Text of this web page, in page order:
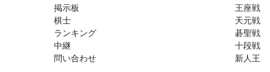
掲示板
棋士
ランキング
中継
問い合わせ
王座戦
天元戦
碁聖戦
十段戦
新人王